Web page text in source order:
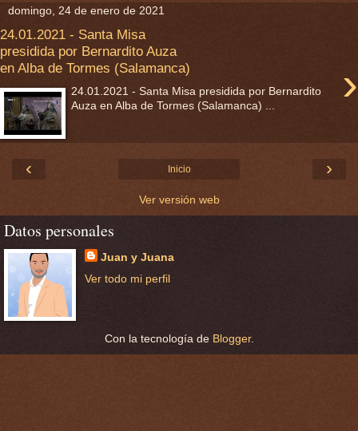
domingo, 24 de enero de 2021
24.01.2021 - Santa Misa
presidida por Bernardito Auza
en Alba de Tormes (Salamanca)
›
24.01.2021 - Santa Misa presidida por Bernardito
Auza en Alba de Tormes (Salamanca) ...
‹ ›
Inicio
Ver versión web
Datos personales
Juan y Juana
Ver todo mi perfil
Con la tecnología de Blogger.